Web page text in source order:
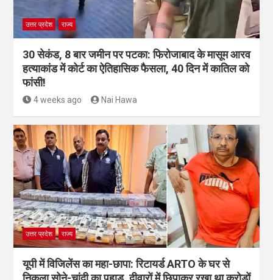
उत्तर प्रदेश राज्य
30 सेकंड, 8 बार जमीन पर पटका: फिरोजाबाद के मासूम आरव
हत्याकांड में कोर्ट का ऐतिहासिक फैसला, 40 दिन में कातिल को
फांसी!
4 weeks ago Nai Hawa
उत्तर प्रदेश राज्य
यूपी में विजिलेंस का महा-छापा: रिटायर्ड ARTO के घर से